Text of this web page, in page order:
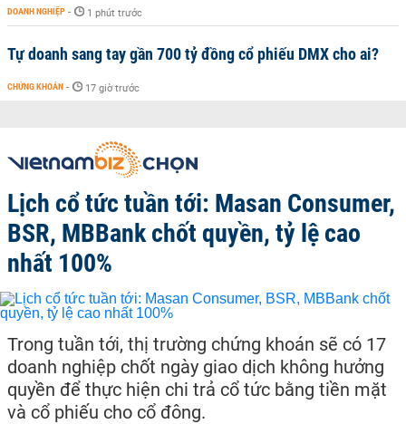
DOANH NGHIỆP - 1 phút trước
Tự doanh sang tay gần 700 tỷ đồng cổ phiếu DMX cho ai?
CHỨNG KHOÁN - 17 giờ trước
Lịch cổ tức tuần tới: Masan Consumer,
BSR, MBBank chốt quyền, tỷ lệ cao
nhất 100%
Trong tuần tới, thị trường chứng khoán sẽ có 17
doanh nghiệp chốt ngày giao dịch không hưởng
quyền để thực hiện chi trả cổ tức bằng tiền mặt
và cổ phiếu cho cổ đông.